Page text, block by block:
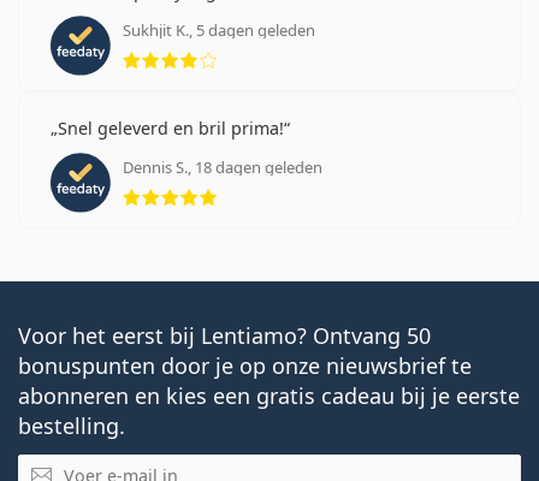
Sukhjit K., 5 dagen geleden
Beoordeling 4 van 5
Snel geleverd en bril prima!
Dennis S., 18 dagen geleden
Beoordeling 5 van 5
Voor het eerst bij Lentiamo? Ontvang 50
bonuspunten door je op onze nieuwsbrief te
abonneren en kies een gratis cadeau bij je eerste
bestelling.
E-mail